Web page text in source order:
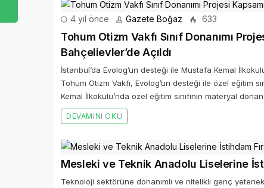
4 yıl önce Gazete Boğaz 633
Tohum Otizm Vakfı Sınıf Donanımı
Bahçelievler’de Açıldı
İstanbul’da Evolog’un desteği ile Mustafa Kemal
Tohum Otizm Vakfı, Evolog’un desteği ile özel eğitim
Kemal İlkokulu’nda özel eğitim sınıfının materyal
DEVAMINI OKU
Mesleki ve Teknik Anadolu Liselerine
Teknoloji sektörüne donanımlı ve nitelikli genç